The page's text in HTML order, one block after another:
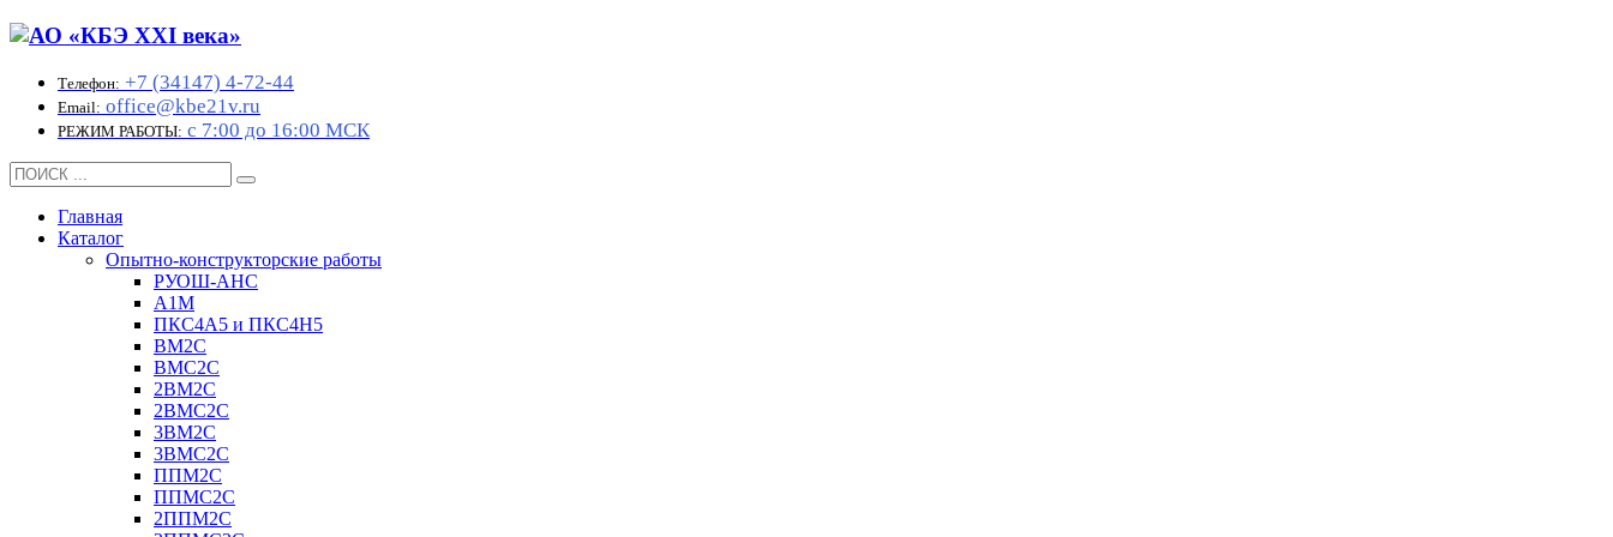
Телефон: +7 (34147) 4-72-44
Email: office@kbe21v.ru
РЕЖИМ РАБОТЫ: с 7:00 до 16:00 МСК
Главная
Каталог
Опытно-конструкторские работы
РУОШ-АНС
А1М
ПКС4А5 и ПКС4Н5
ВМ2С
ВМС2С
2ВМ2С
2ВМС2С
3ВМ2С
3ВМС2С
ППМ2С
ППМС2С
2ППМ2С